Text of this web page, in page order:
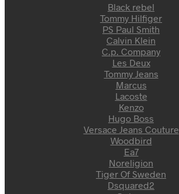
Black rebel
Tommy Hilfiger
PS Paul Smith
Calvin Klein
C.p. Company
Les Deux
Tommy Jeans
Marcus
Lacoste
Kenzo
Hugo Boss
Versace Jeans Couture
Woodbird
Ea7
Noreligion
Tiger Of Sweden
Dsquared2